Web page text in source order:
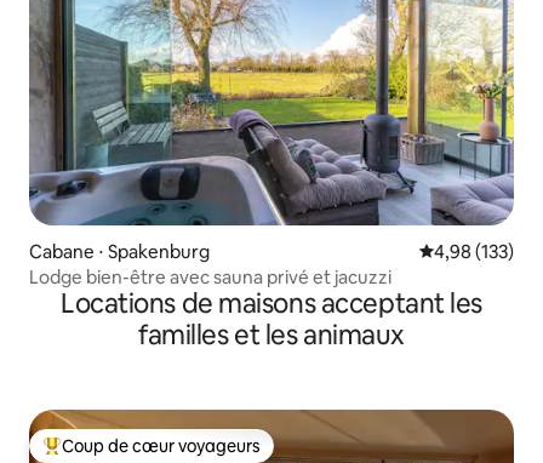
Cabane ⋅ Spakenburg Évaluation
4,98 (133)
Lodge bien-être avec sauna privé et jacuzzi
Locations de maisons acceptant les
familles et les animaux
Coups de cœur voyageurs les plus appréciés
Coup de cœur voyageurs